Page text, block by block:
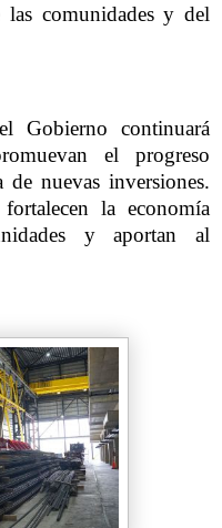
comunidades y del
Gobierno continuará
el progreso
nuevas inversiones.
la economía
y aportan al